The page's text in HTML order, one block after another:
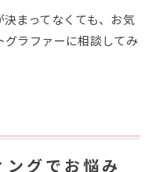
まってなくても、お気
グラファーに相談してみ
ングでお悩み